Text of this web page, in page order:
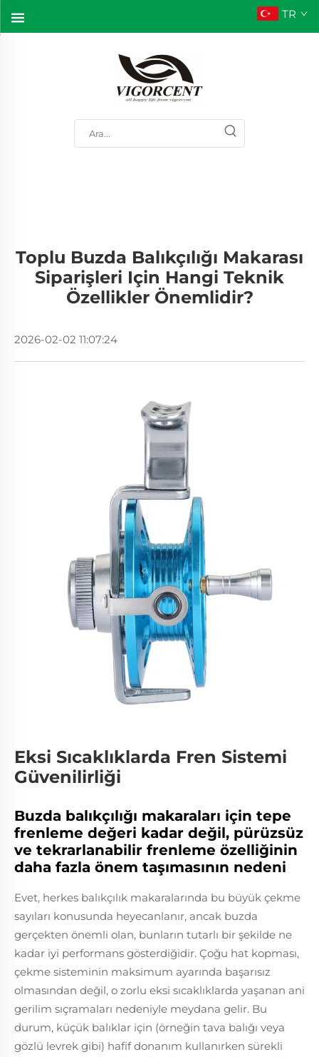
TR
Toplu Buzda Balıkçılığı Makarası
Siparişleri Için Hangi Teknik
Özellikler Önemlidir?
2026-02-02 11:07:24
Eksi Sıcaklıklarda Fren Sistemi
Güvenilirliği
Buzda balıkçılığı makaraları için tepe
frenleme değeri kadar değil, pürüzsüz
ve tekrarlanabilir frenleme özelliğinin
daha fazla önem taşımasının nedeni
Evet, herkes balıkçılık makaralarında bu büyük çekme
sayıları konusunda heyecanlanır, ancak buzda
gerçekten önemli olan, bunların tutarlı bir şekilde ne
kadar iyi performans gösterdiğidir. Çoğu hat kopması,
çekme sisteminin maksimum ayarında başarısız
olmasından değil, o zorlu eksi sıcaklıklarda yaşanan ani
gerilim sıçramaları nedeniyle meydana gelir. Bu
durum, küçük balıklar için (örneğin tava balığı veya
gözlü levrek gibi) hafif donanım kullanırken sürekli